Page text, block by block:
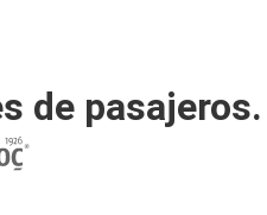
de pasajeros.